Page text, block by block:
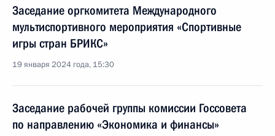
Заседание оргкомитета Международного
мультиспортивного мероприятия «Спортивные
игры стран БРИКС»
19 января 2024 года, 15:30
Заседание рабочей группы комиссии Госсовета
по направлению «Экономика и финансы»